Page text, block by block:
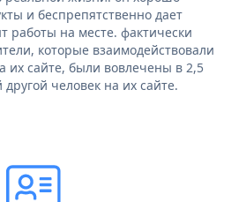
и беспрепятственно дает
работы на месте. фактически
которые взаимодействовали
сайте, были вовлечены в 2,5
человек на их сайте.